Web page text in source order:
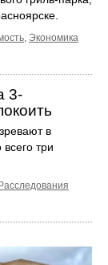
Экономика
3-
в
три